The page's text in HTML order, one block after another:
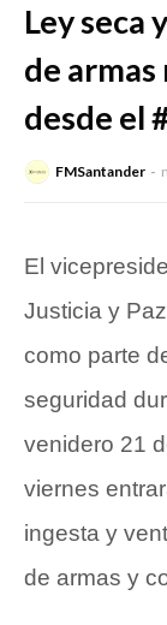
Ley seca
de
desde el
FMSantander
El
Justicia y
como parte
seguridad
venidero 21
viernes
ingesta y
de armas y